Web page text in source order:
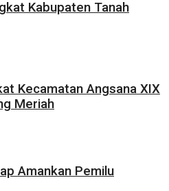
Kabupaten Tanah
Kecamatan Angsana XIX
Meriah
Amankan Pemilu